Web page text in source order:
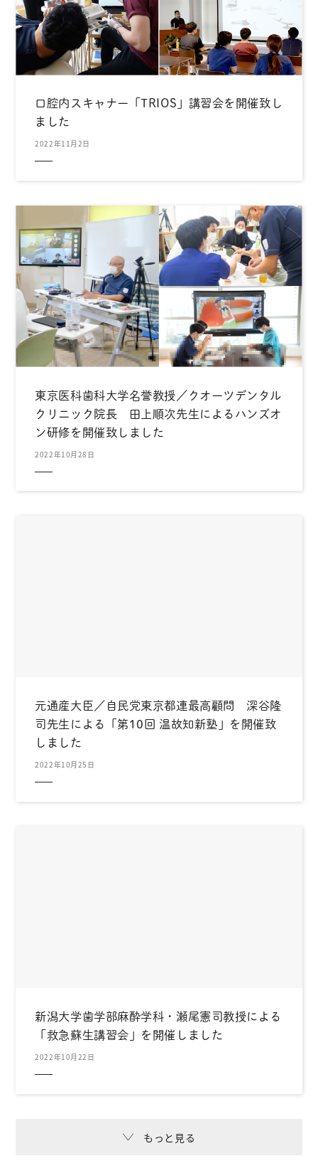
口腔内スキャナー「TRIOS」講習会を開催致し
ました
2022年11月2日
東京医科歯科大学名誉教授／クオーツデンタル
クリニック院長 田上順次先生によるハンズオ
ン研修を開催致しました
2022年10月28日
元通産大臣／自民党東京都連最高顧問 深谷隆
司先生による「第10回 温故知新塾」を開催致
しました
2022年10月25日
新潟大学歯学部麻酔学科・瀬尾憲司教授による
「救急蘇生講習会」を開催しました
2022年10月22日
もっと見る